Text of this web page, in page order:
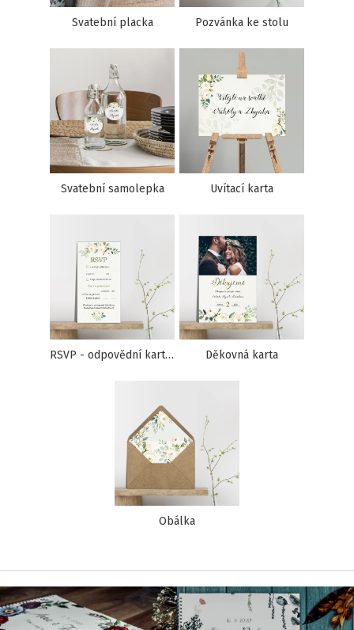
Svatební placka Pozvánka ke stolu
Svatební samolepka Uvítací karta
RSVP - odpovědní kartička Děkovná karta
Obálka